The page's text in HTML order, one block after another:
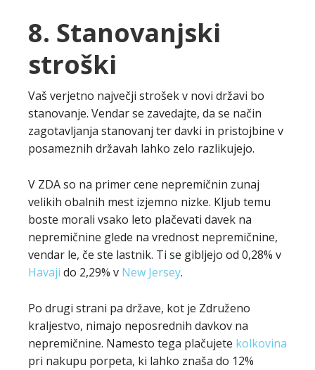
8. Stanovanjski
stroški
Vaš verjetno največji strošek v novi državi bo
stanovanje. Vendar se zavedajte, da se način
zagotavljanja stanovanj ter davki in pristojbine v
posameznih državah lahko zelo razlikujejo.
V ZDA so na primer cene nepremičnin zunaj
velikih obalnih mest izjemno nizke. Kljub temu
boste morali vsako leto plačevati davek na
nepremičnine glede na vrednost nepremičnine,
vendar le, če ste lastnik. Ti se gibljejo od 0,28% v
Havaji do 2,29% v New Jersey.
Po drugi strani pa države, kot je Združeno
kraljestvo, nimajo neposrednih davkov na
nepremičnine. Namesto tega plačujete kolkovina
pri nakupu porpeta, ki lahko znaša do 12%